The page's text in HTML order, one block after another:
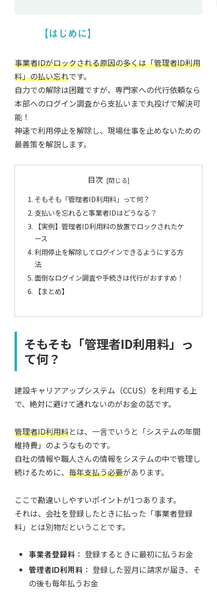
【はじめに】
事業者IDがロックされる原因の多くは「管理者ID利用
料」の払い忘れです。
自力での解除は困難ですが、専門家への代行依頼なら
本部へのログイン調査から支払いまで丸投げで解決可
能！
神速で利用停止を解除し、現場仕事を止めないための
最善策を解説します。
目次
そもそも「管理者ID利用料」って何？
支払いを忘れると事業者IDはどうなる？
【実例】管理者ID利用料の放置でロックされたケ
ース
利用停止を解除してログインできるようにする方
法
面倒なログイン調査や手続きは代行がおすすめ！
【まとめ】
そもそも「管理者ID利用料」っ
て何？
建設キャリアアップシステム（CCUS）を利用する上
で、絶対に避けて通れないのがお金の話です。
管理者ID利用料とは、一言でいうと「システムの年間
維持費」のようなものです。
自社の情報や職人さんの情報をシステムの中で管理し
続けるために、 毎年支払う必要があります。
ここで勘違いしやすいポイントが1つあります。
それは、会社を登録したときに払った「事業者登録
料」とは別物だということです。
事業者登録料： 登録するときに最初に払うお金
管理者ID利用料： 登録した翌月に請求が届き、そ
の後も毎年払うお金